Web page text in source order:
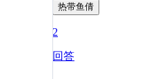
热带鱼倩
2
回答